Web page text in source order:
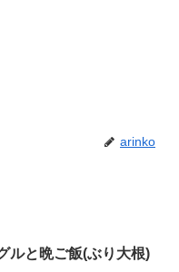
arinko
ルと晩ご飯(ぶり大根)